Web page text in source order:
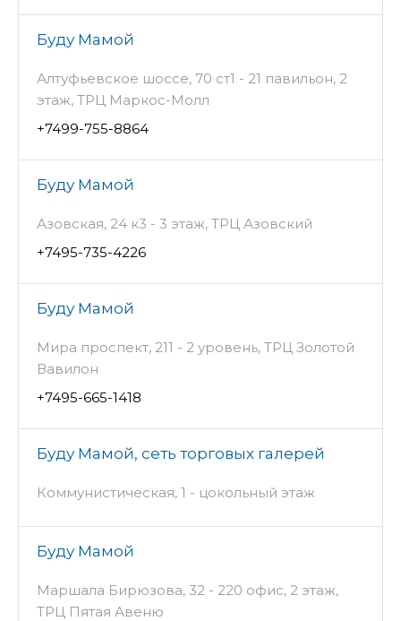
Буду Мамой
Алтуфьевское шоссе, 70 ст1 - 21 павильон, 2
этаж, ТРЦ Маркос-Молл
+7499-755-8864
Буду Мамой
Азовская, 24 к3 - 3 этаж, ТРЦ Азовский
+7495-735-4226
Буду Мамой
Мира проспект, 211 - 2 уровень, ТРЦ Золотой
Вавилон
+7495-665-1418
Буду Мамой, сеть торговых галерей
Коммунистическая, 1 - цокольный этаж
Буду Мамой
Маршала Бирюзова, 32 - 220 офис, 2 этаж,
ТРЦ Пятая Авеню